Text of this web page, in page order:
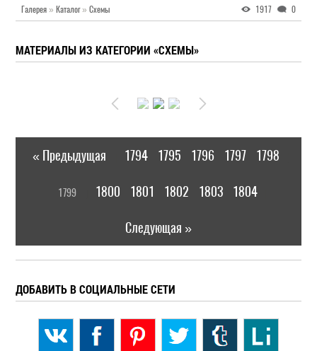
Галерея » Каталог» Схемы 1917 0
МАТЕРИАЛЫ ИЗ КАТЕГОРИИ «СХЕМЫ»
« Предыдущая 1794 1795 1796 1797 1798
1799 1800 1801 1802 1803 1804
Следующая »
ДОБАВИТЬ В СОЦИАЛЬНЫЕ СЕТИ